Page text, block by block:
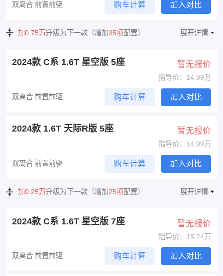
双离合 前置前驱 购车计算 加入对比
加0.75万升级为下一款（增加35项配置） 展开详情
2024款 C系 1.6T 星空版 5座 暂无报价
指导价：14.99万
双离合 前置前驱 购车计算 加入对比
2024款 1.6T 天际R版 5座 暂无报价
指导价：14.99万
双离合 前置前驱 购车计算 加入对比
加0.25万升级为下一款（增加25项配置） 展开详情
2024款 C系 1.6T 星空版 7座 暂无报价
指导价：15.24万
双离合 前置前驱 购车计算 加入对比